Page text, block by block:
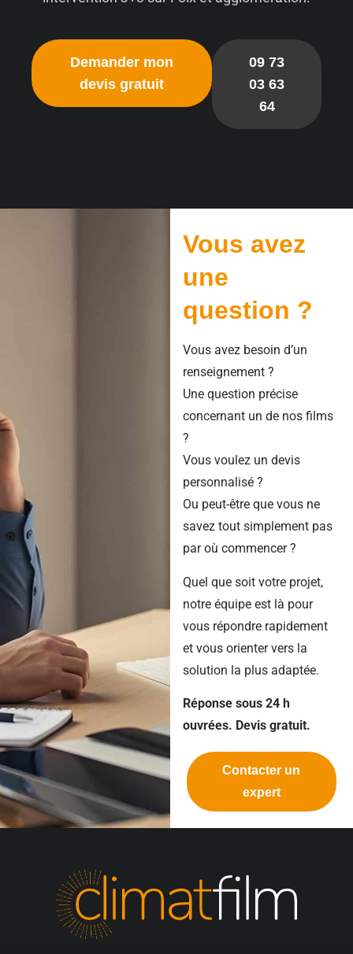
Demander mon
devis gratuit
09 73
03 63
64
Vous avez
une
question ?
Vous avez besoin d’un
renseignement ?
Une question précise
concernant un de nos films
?
Vous voulez un devis
personnalisé ?
Ou peut-être que vous ne
savez tout simplement pas
par où commencer ?
Quel que soit votre projet,
notre équipe est là pour
vous répondre rapidement
et vous orienter vers la
solution la plus adaptée.
Réponse sous 24 h
ouvrées. Devis gratuit.
Contacter un
expert